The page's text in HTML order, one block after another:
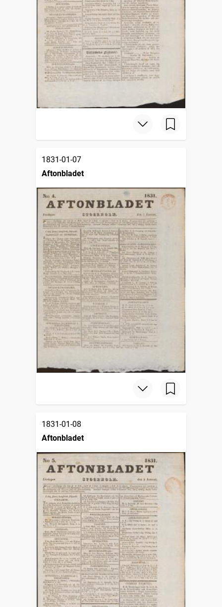
1831-01-07
Aftonbladet
1831-01-08
Aftonbladet